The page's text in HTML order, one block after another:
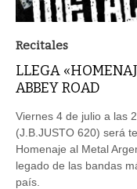
Recitales
LLEGA
ABBEY ROAD
Viernes 4 de julio a las
(J.B.JUSTO 620) será
Homenaje al Metal
legado de las bandas
país.